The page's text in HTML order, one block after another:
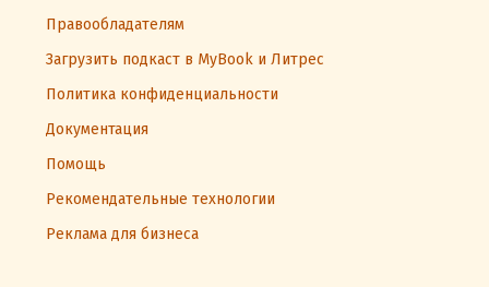
Правообладателям
Загрузить подкаст в MyBook и Литрес
Политика конфиденциальности
Документация
Помощь
Рекомендательные технологии
Реклама для бизнеса